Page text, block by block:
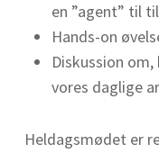
en ”agent” til
Hands-on
Diskussion
vores daglige
Heldagsmødet er